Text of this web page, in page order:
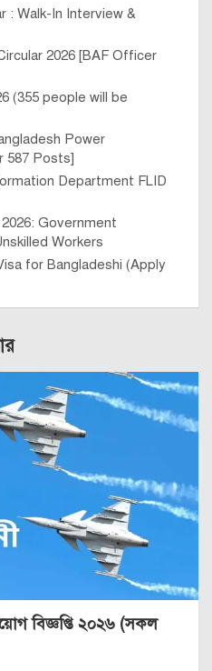
: Walk-In Interview &
2026 [BAF Officer
(355 people will be
Power
587 Posts]
Department FLID
Government
Workers
for Bangladeshi (Apply
বিজ্ঞপ্তি ২০২৬ (সকল